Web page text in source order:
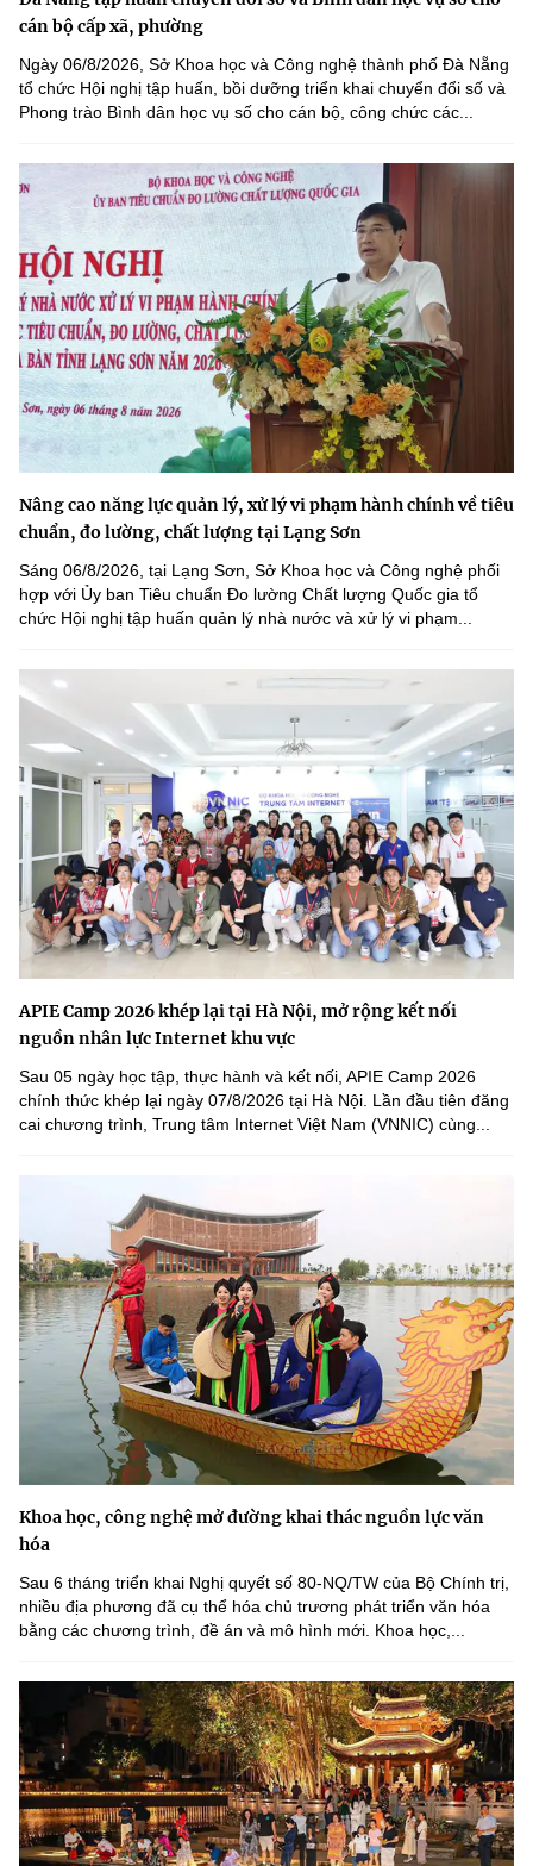
cán bộ cấp xã, phường
Ngày 06/8/2026, Sở Khoa học và Công nghệ thành phố Đà Nẵng
tổ chức Hội nghị tập huấn, bồi dưỡng triển khai chuyển đổi số và
Phong trào Bình dân học vụ số cho cán bộ, công chức các...
Nâng cao năng lực quản lý, xử lý vi phạm hành chính về tiêu
chuẩn, đo lường, chất lượng tại Lạng Sơn
Sáng 06/8/2026, tại Lạng Sơn, Sở Khoa học và Công nghệ phối
hợp với Ủy ban Tiêu chuẩn Đo lường Chất lượng Quốc gia tổ
chức Hội nghị tập huấn quản lý nhà nước và xử lý vi phạm...
APIE Camp 2026 khép lại tại Hà Nội, mở rộng kết nối
nguồn nhân lực Internet khu vực
Sau 05 ngày học tập, thực hành và kết nối, APIE Camp 2026
chính thức khép lại ngày 07/8/2026 tại Hà Nội. Lần đầu tiên đăng
cai chương trình, Trung tâm Internet Việt Nam (VNNIC) cùng...
Khoa học, công nghệ mở đường khai thác nguồn lực văn
hóa
Sau 6 tháng triển khai Nghị quyết số 80-NQ/TW của Bộ Chính trị,
nhiều địa phương đã cụ thể hóa chủ trương phát triển văn hóa
bằng các chương trình, đề án và mô hình mới. Khoa học,...